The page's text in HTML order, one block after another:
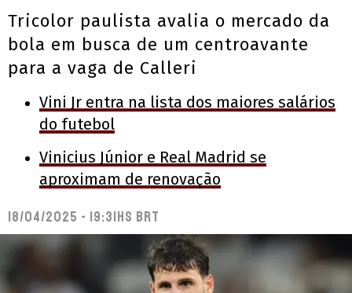
Tricolor paulista avalia o mercado da
bola em busca de um centroavante
para a vaga de Calleri
Vini Jr entra na lista dos maiores salários
do futebol
Vinicius Júnior e Real Madrid se
aproximam de renovação
18/04/2025 - 19:31hs BRT